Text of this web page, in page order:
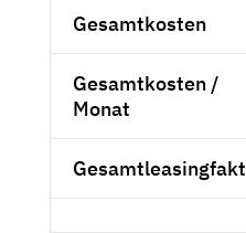
Gesamtkosten
Gesamtkosten /
Monat